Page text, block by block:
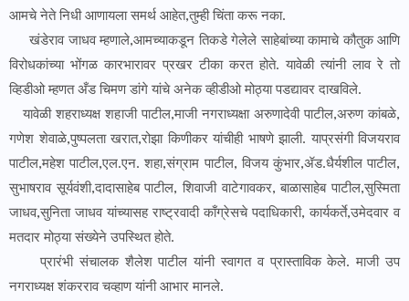
आमचे नेते निधी आणायला समर्थ आहेत,तुम्ही चिंता करू नका.
खंडेराव जाधव म्हणाले,आमच्याकडून तिकडे गेलेले साहेबांच्या कामाचे कौतुक आणि
विरोधकांच्या भोंगळ कारभारावर प्रखर टीका करत होते. यावेळी त्यांनी लाव रे तो
व्हिडीओ म्हणत अँड चिमण डांगे यांचे अनेक व्हीडीओ मोठ्या पडद्यावर दाखविले.
यावेळी शहराध्यक्ष शहाजी पाटील,माजी नगराध्यक्षा अरुणादेवी पाटील,अरुण कांबळे,
गणेश शेवाळे,पुष्पलता खरात,रोझा किणीकर यांचीही भाषणे झाली. याप्रसंगी विजयराव
पाटील,महेश पाटील,एल.एन. शहा,संग्राम पाटील, विजय कुंभार,ॲड.धैर्यशील पाटील,
सुभाषराव सूर्यवंशी,दादासाहेब पाटील, शिवाजी वाटेगावकर, बाळासाहेब पाटील,सुस्मिता
जाधव,सुनिता जाधव यांच्यासह राष्ट्रवादी काँग्रेसचे पदाधिकारी, कार्यकर्ते,उमेदवार व
मतदार मोठ्या संख्येने उपस्थित होते.
प्रारंभी संचालक शैलेश पाटील यांनी स्वागत व प्रास्ताविक केले. माजी उप
नगराध्यक्ष शंकरराव चव्हाण यांनी आभार मानले.